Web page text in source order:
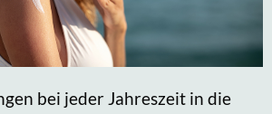
bei jeder Jahreszeit in die